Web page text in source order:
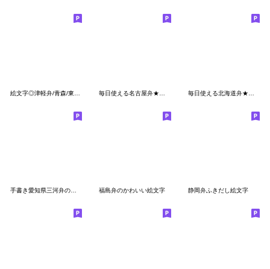
福島弁のかわいい絵文字 静岡弁ふきだし絵文字